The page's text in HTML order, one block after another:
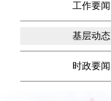
工作要闻
基层动态
时政要闻